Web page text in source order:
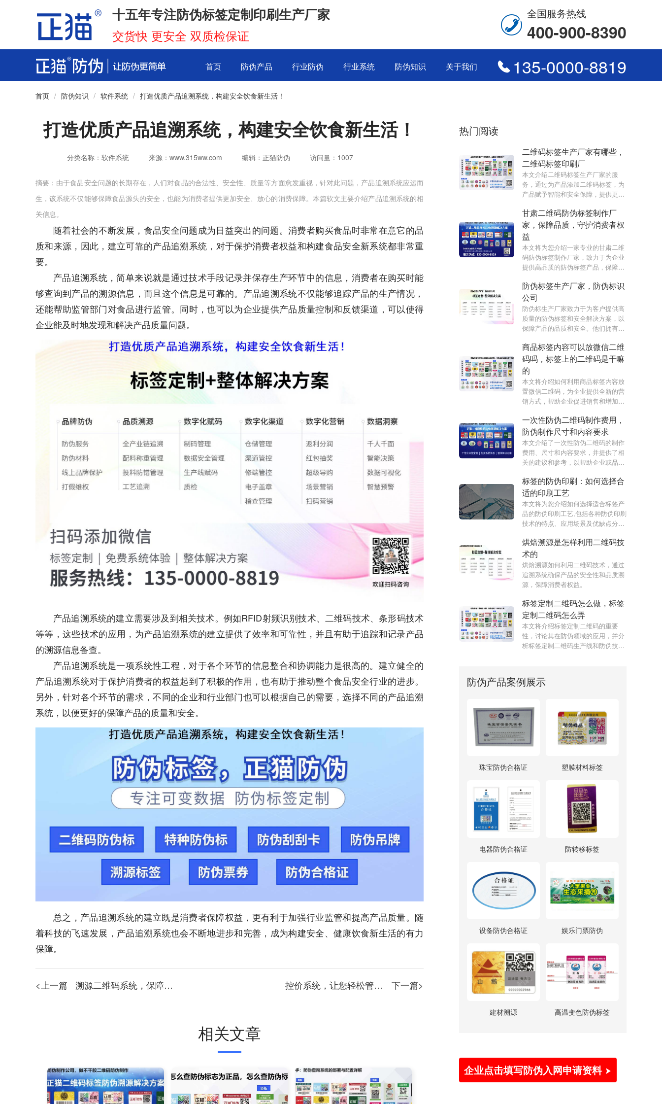
十五年专注防伪标签定制印刷生产厂家
交货快 更安全 双质检保证
全国服务热线
400-900-8390
首页 防伪产品 行业防伪 行业系统 防伪知识 关于我们 135-0000-8819
首页 / 防伪知识 / 软件系统 / 打造优质产品追溯系统，构建安全饮食新生活！
打造优质产品追溯系统，构建安全饮食新生活！
分类名称：软件系统 来源：www.315ww.com 编辑：正猫防伪 访问量： 1007
摘要：由于食品安全问题的长期存在，人们对食品的合法性、安全性、质量等方面愈发重视，针对此问题，产品追溯系统应运而
生，该系统不仅能够保障食品源头的安全，也能为消费者提供更加安全、放心的消费保障。本篇软文主要介绍产品追溯系统的相
关信息。
随着社会的不断发展，食品安全问题成为日益突出的问题。消费者购买食品时非常在意它的品
质和来源，因此，建立可靠的产品追溯系统，对于保护消费者权益和构建食品安全新系统都非常重
要。
产品追溯系统，简单来说就是通过技术手段记录并保存生产环节中的信息，消费者在购买时能
够查询到产品的溯源信息，而且这个信息是可靠的。产品追溯系统不仅能够追踪产品的生产情况，
还能帮助监管部门对食品进行监管。同时，也可以为企业提供产品质量控制和反馈渠道，可以使得
企业能及时地发现和解决产品质量问题。
产品追溯系统的建立需要涉及到相关技术。例如RFID射频识别技术、二维码技术、条形码技术
等等，这些技术的应用，为产品追溯系统的建立提供了效率和可靠性，并且有助于追踪和记录产品
的溯源信息备查。
产品追溯系统是一项系统性工程，对于各个环节的信息整合和协调能力是很高的。建立健全的
产品追溯系统对于保护消费者的权益起到了积极的作用，也有助于推动整个食品安全行业的进步。
另外，针对各个环节的需求，不同的企业和行业部门也可以根据自己的需要，选择不同的产品追溯
系统，以便更好的保障产品的质量和安全。
总之，产品追溯系统的建立既是消费者保障权益，更有利于加强行业监管和提高产品质量。随
着科技的飞速发展，产品追溯系统也会不断地进步和完善，成为构建安全、健康饮食新生活的有力
保障。
<上一篇 溯源二维码系统，保障食品安全 控价系统，让您轻松管理产品价格 下一篇>
相关文章
热门阅读
二维码标签生产厂家有哪些，
二维码标签印刷厂
本文介绍二维码标签生产厂家的服
务，通过为产品添加二维码标签，为
产品赋予智能和安全保障，提供更好
甘肃二维码防伪标签制作厂
家，保障品质，守护消费者权
益
本文将为您介绍一家专业的甘肃二维
码防伪标签制作厂家，致力于为企业
提供高品质的防伪标签产品，保障品
防伪标签生产厂家，防伪标识
公司
防伪标生产厂家致力于为客户提供高
质量的防伪标签和安全解决方案，以
保障产品的品质和安全。他们拥有先
备，能够为不同行业的客户提供量身
定制的防伪方案。
商品标签内容可以放微信二维
码吗，标签上的二维码是干嘛
的
本文将介绍如何利用商品标签内容放
置微信二维码，为企业提供全新的营
销方式，帮助企业促进销售和增加品
一次性防伪二维码制作费用，
防伪制作尺寸和内容要求
本文介绍了一次性防伪二维码的制作
费用、尺寸和内容要求，并提供了相
关的建议和参考，以帮助企业或品牌
标签的防伪印刷：如何选择合
适的印刷工艺
本文将为您介绍如何选择适合标签产
品的防伪印刷工艺,包括各种防伪印刷
技术的特点、应用场景及优缺点分析,
护您的品牌形象和产品安全。
烘焙溯源是怎样利用二维码技
术的
烘焙溯源如何利用二维码技术，通过
追溯系统确保产品的安全性和品质溯
源，保障消费者权益。
标签定制二维码怎么做，标签
定制二维码怎么弄
本文将介绍标签定制二维码的重要
性，讨论其在防伪领域的应用，并分
析标签定制二维码生产线和防伪技术
防伪产品案例展示
珠宝防伪合格证 塑膜材料标签
电器防伪合格证 防转移标签
设备防伪合格证 娱乐门票防伪
建材溯源 高温变色防伪标签
企业点击填写防伪入网申请资料